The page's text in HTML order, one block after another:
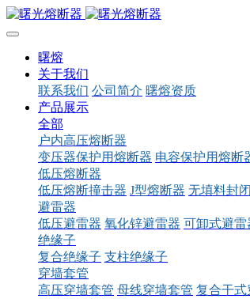
曙熔
关于我们
联系我们 公司简介 曙熔资质
产品展示
全部
户内高压熔断器
变压器保护用熔断器 电容保护用熔断
低压熔断器
低压熔断撞击器 J型熔断器 无填料封
避雷器
低压避雷器 氧化锌避雷器 可卸式避雷
绝缘子
复合绝缘子 支柱绝缘子
穿墙套管
高压穿墙套管 母线穿墙套管 复合干式